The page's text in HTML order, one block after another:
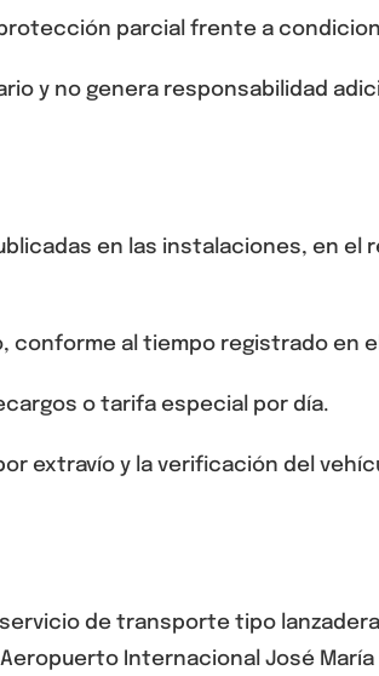
parcial frente a
y no genera responsabilidad
en las instalaciones, en el
conforme al tiempo registrado en
o tarifa especial por día.
extravío y la verificación del
servicio de transporte tipo
Aeropuerto Internacional José María